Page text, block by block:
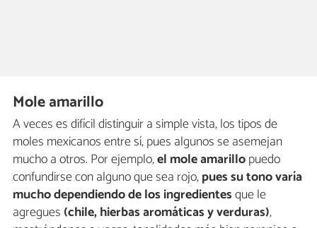
Mole amarillo
A veces es difícil distinguir a simple vista, los tipos de
moles mexicanos entre sí, pues algunos se asemejan
mucho a otros. Por ejemplo,el mole amarillopuedo
confundirse con alguno que sea rojo,puessu tono varía
mucho dependiendo de los ingredientesque le
agregues (chile, hierbas aromáticas y verduras),